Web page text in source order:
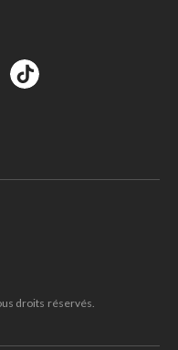
droits réservés.